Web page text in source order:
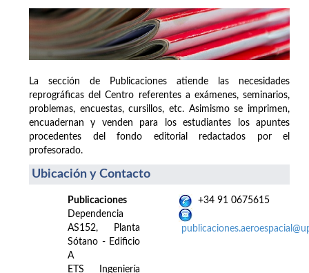
La sección de Publicaciones atiende las necesidades
reprográficas del Centro referentes a exámenes, seminarios,
problemas, encuestas, cursillos, etc. Asimismo se imprimen,
encuadernan y venden para los estudiantes los apuntes
procedentes del fondo editorial redactados por el
profesorado.
Ubicación y Contacto
Publicaciones
Dependencia
AS152, Planta
Sótano - Edificio
A
ETS Ingeniería
+34 91 0675615